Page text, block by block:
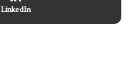
LinkedIn